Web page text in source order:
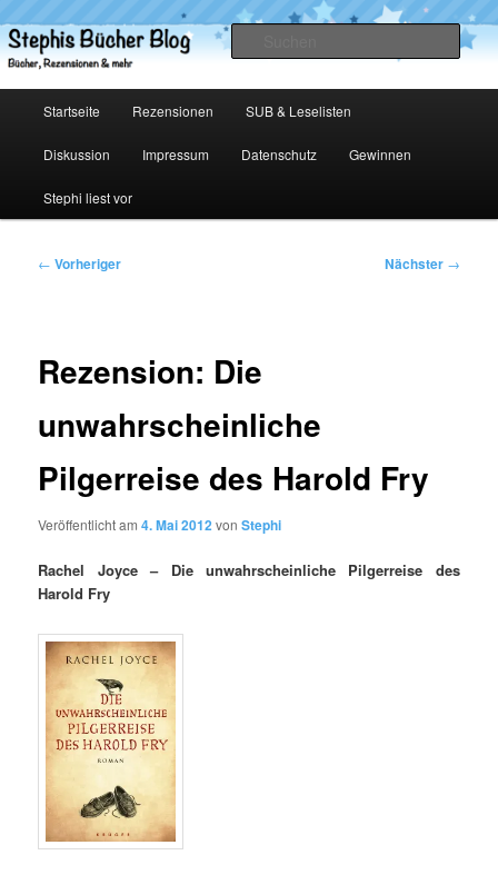
primären
Inhalt
Stephis Bücher Blog
Startseite Rezensionen SUB & Leselisten
Diskussion Impressum Datenschutz Gewinnen
Stephi liest vor
Beitragsnavigation
← Vorheriger Nächster →
Rezension: Die
unwahrscheinliche
Pilgerreise des Harold Fry
Veröffentlicht am4. Mai 2012vonStephi
Rachel Joyce – Die unwahrscheinliche Pilgerreise des
Harold Fry